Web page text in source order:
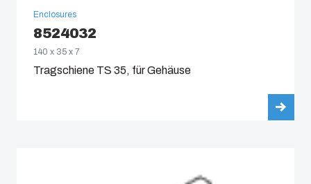
Enclosures
8524032
140 x 35 x 7
Tragschiene TS 35, für Gehäuse